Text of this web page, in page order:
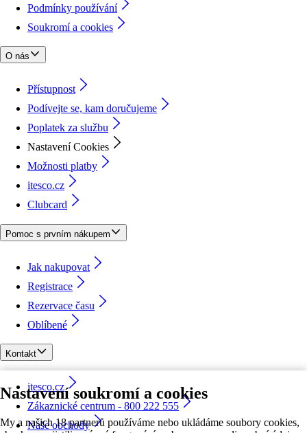
Nastavení soukromí a cookies
My a našich 18 partnerů používáme nebo ukládáme soubory cookies,
Podmínky používání
Soukromí a cookies
O nás
Přístupnost
Podívejte se, kam doručujeme
Poplatek za službu
Nastavení Cookies
Možnosti platby
itesco.cz
Clubcard
Pomoc s prvním nákupem
Jak nakupovat
Registrace
Rezervace času
Oblíbené
Kontakt
itesco.cz
Zákaznické centrum - 800 222 555
Naše obchody